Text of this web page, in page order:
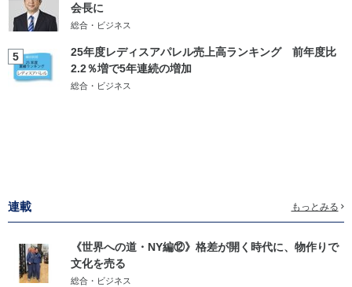
会長に
総合・ビジネス
5
25年度レディスアパレル売上高ランキング 前年度比
2.2％増で5年連続の増加
総合・ビジネス
連載 もっとみる
《世界への道・NY編⑫》格差が開く時代に、物作りで
文化を売る
総合・ビジネス